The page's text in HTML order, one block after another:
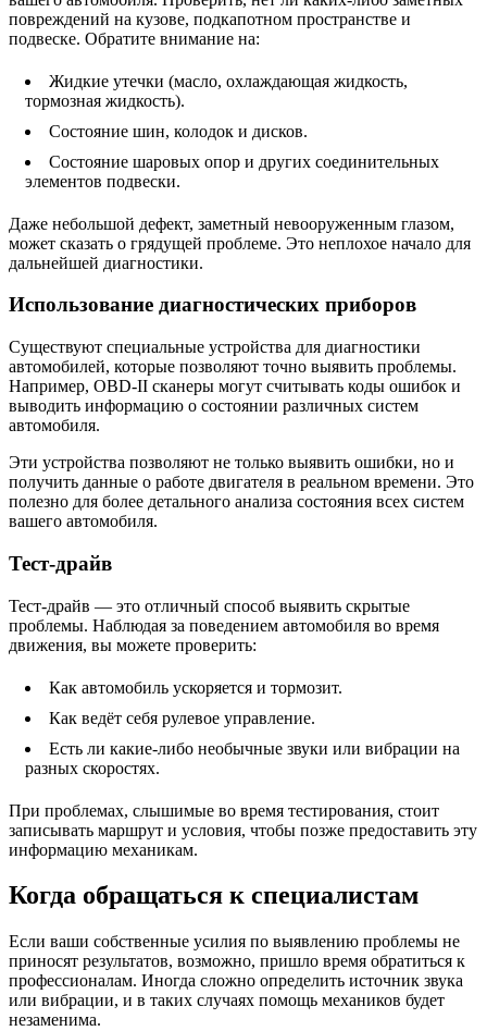
повреждений на кузове, подкапотном пространстве и
подвеске. Обратите внимание на:
Жидкие утечки (масло, охлаждающая жидкость,
тормозная жидкость).
Состояние шин, колодок и дисков.
Состояние шаровых опор и других соединительных
элементов подвески.
Даже небольшой дефект, заметный невооруженным глазом,
может сказать о грядущей проблеме. Это неплохое начало для
дальнейшей диагностики.
Использование диагностических приборов
Существуют специальные устройства для диагностики
автомобилей, которые позволяют точно выявить проблемы.
Например, OBD-II сканеры могут считывать коды ошибок и
выводить информацию о состоянии различных систем
автомобиля.
Эти устройства позволяют не только выявить ошибки, но и
получить данные о работе двигателя в реальном времени. Это
полезно для более детального анализа состояния всех систем
вашего автомобиля.
Тест-драйв
Тест-драйв — это отличный способ выявить скрытые
проблемы. Наблюдая за поведением автомобиля во время
движения, вы можете проверить:
Как автомобиль ускоряется и тормозит.
Как ведёт себя рулевое управление.
Есть ли какие-либо необычные звуки или вибрации на
разных скоростях.
При проблемах, слышимые во время тестирования, стоит
записывать маршрут и условия, чтобы позже предоставить эту
информацию механикам.
Когда обращаться к специалистам
Если ваши собственные усилия по выявлению проблемы не
приносят результатов, возможно, пришло время обратиться к
профессионалам. Иногда сложно определить источник звука
или вибрации, и в таких случаях помощь механиков будет
незаменима.